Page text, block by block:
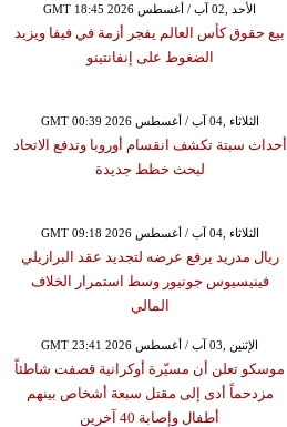
GMT 18:45 2026 الأحد ,02 آب / أغسطس
بيع حقوق كأس العالم يفجر أزمة في فيفا ويزيد
الضغوط على إنفانتينو
GMT 00:39 2026 الثلاثاء ,04 آب / أغسطس
أحداث سبتة تكشف انقسام أوروبا وتدفع الاتحاد
لبحث خطط جديدة
GMT 09:18 2026 الثلاثاء ,04 آب / أغسطس
ريال مدريد يرفع عرضه لتجديد عقد البرازيلي
فينيسيوس جونيور وسط استمرار الخلاف
المالي
GMT 23:41 2026 الإثنين ,03 آب / أغسطس
موسكو تعلن أن مسيّرة أوكرانية قصفت شاطئاً
مزدحماً أدى إلى مقتل سبعة أشخاص بينهم
أطفال وإصابة 40 آخرين